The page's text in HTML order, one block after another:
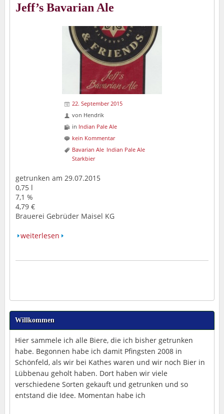
Jeff’s Bavarian Ale
22. September 2015
von Hendrik
in Indian Pale Ale
kein Kommentar
Bavarian Ale Indian Pale Ale
Starkbier
getrunken am 29.07.2015
0,75 l
7,1 %
4,79 €
Brauerei Gebrüder Maisel KG
weiterlesen
Willkommen
Hier sammele ich alle Biere, die ich bisher getrunken
habe. Begonnen habe ich damit Pfingsten 2008 in
Schönfeld, als wir bei Kathes waren und wir noch Bier in
Lübbenau geholt haben. Dort haben wir viele
verschiedene Sorten gekauft und getrunken und so
entstand die Idee. Momentan habe ich